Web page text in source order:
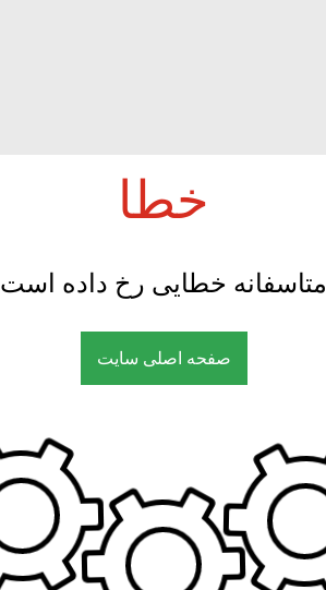
خطا
متاسفانه خطایی رخ داده است
صفحه اصلی سایت